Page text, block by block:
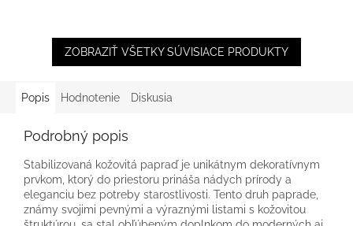
ZOBRAZIŤ VŠETKY SÚVISIACE PRODUKTY
Popis Hodnotenie Diskusia
Podrobný popis
Stabilizovaná kožovitá papraď je unikátnym dekoratívnym
prvkom, ktorý do priestoru prináša nádych prírody a
eleganciu bez potreby starostlivosti. Tento druh paprade,
známy svojimi pevnými a výraznými listami s kožovitou